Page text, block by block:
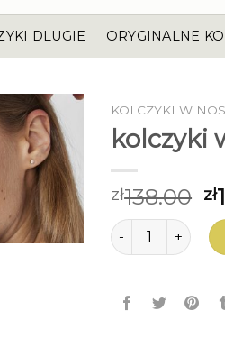
DLUGIE ORYGINALNE
KOLCZYKI W
kolczyki
zł138.00 zł
ilość kolczyki w